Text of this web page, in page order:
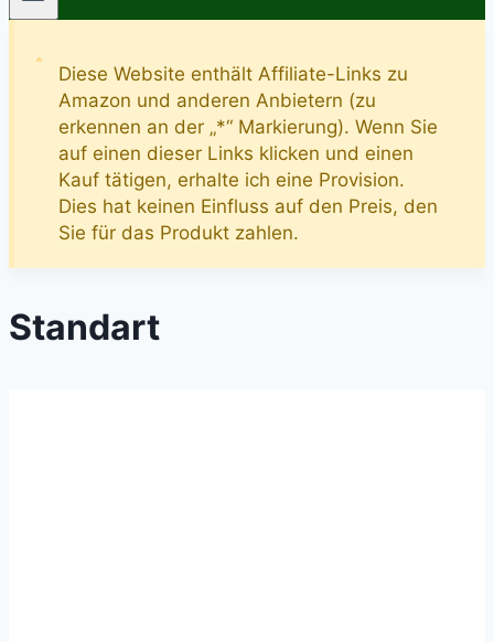
Diese Website enthält Affiliate-Links zu
Amazon und anderen Anbietern (zu
erkennen an der „*“ Markierung). Wenn Sie
auf einen dieser Links klicken und einen
Kauf tätigen, erhalte ich eine Provision.
Dies hat keinen Einfluss auf den Preis, den
Sie für das Produkt zahlen.
Standart